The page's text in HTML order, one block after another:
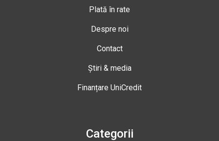
Plată în rate
Despre noi
Contact
Știri & media
Finanțare UniCredit
Categorii